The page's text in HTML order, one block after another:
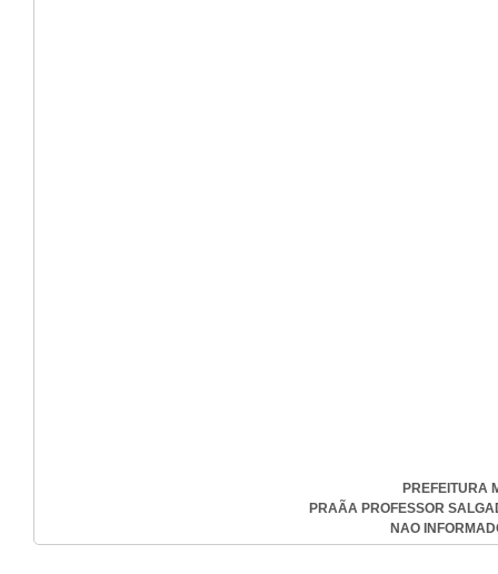
PREFEITURA
PRAÃA PROFESSOR
NAO